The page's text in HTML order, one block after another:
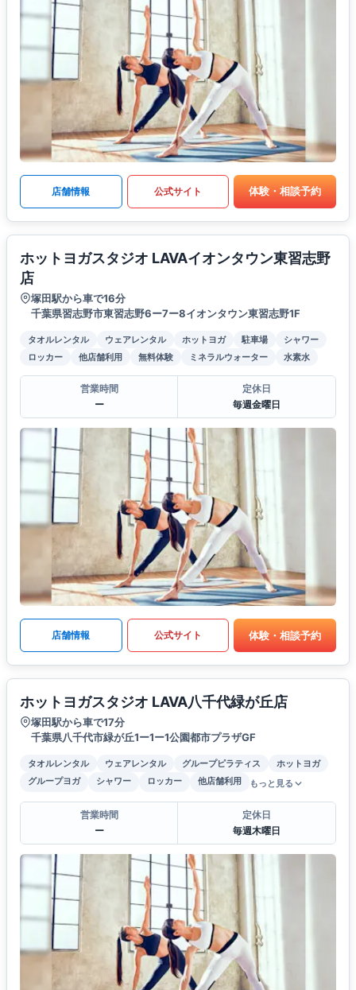
店舗情報 公式サイト 体験・相談予約
ホットヨガスタジオ LAVAイオンタウン東習志野
店
塚田駅から車で16分
千葉県習志野市東習志野6ー7ー8イオンタウン東習志野1F
タオルレンタル ウェアレンタル ホットヨガ 駐車場
シャワー
ロッカー
他店舗利用 無料体験 ミネラルウォーター 水素水
営業時間
ー
定休日
毎週金曜日
店舗情報 公式サイト 体験・相談予約
ホットヨガスタジオ LAVA八千代緑が丘店
塚田駅から車で17分
千葉県八千代市緑が丘1ー1ー1公園都市プラザGF
タオルレンタル ウェアレンタル グループピラティス
ホットヨガ
グループヨガ
シャワー ロッカー 他店舗利用 もっと見る
営業時間
ー
定休日
毎週木曜日